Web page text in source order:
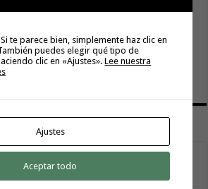
modelo energético
te parece bien, simplemente haz clic en
puedes elegir qué tipo de
clic en «Ajustes».Lee nuestra
Ajustes
Aceptar todo